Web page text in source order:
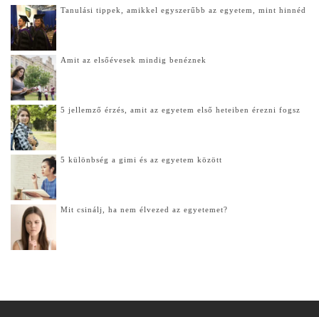
Tanulási tippek, amikkel egyszerűbb az egyetem, mint hinnéd
Amit az elsőévesek mindig benéznek
5 jellemző érzés, amit az egyetem első heteiben érezni fogsz
5 különbség a gimi és az egyetem között
Mit csinálj, ha nem élvezed az egyetemet?